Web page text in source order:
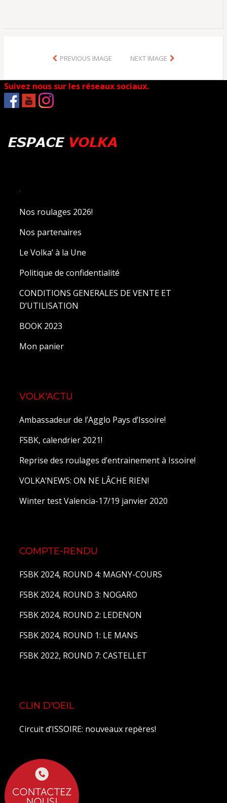
PREVIOUS IMAGE NEXT IMAGE
Suivez nous sur les réseaux sociaux.
.
Nos roulages 2026!
Nos partenaires
Le Volka’ à la Une
Politique de confidentialité
CONDITIONS GENERALES DE VENTE ET
D’UTILISATION
BOOK 2023
Mon panier
VOLK'ACTU
Ambassadeur de l’Agglo Pays d’Issoire!
FSBK, calendrier 2021!
Reprise des roulages d’entrainement à Issoire!
VOLKA’NEWS: ON NE LÂCHE RIEN!
Winter test Valencia-17/19 janvier 2020
COMPTE-RENDU
FSBK 2024, ROUND 4: MAGNY-COURS
FSBK 2024, ROUND 3: NOGARO
FSBK 2024, ROUND 2: LEDENON
FSBK 2024, ROUND 1: LE MANS
FSBK 2022, ROUND 7: CASTELLET
CLIN D'OEIL
Circuit d’ISSOIRE: nouveaux repères!